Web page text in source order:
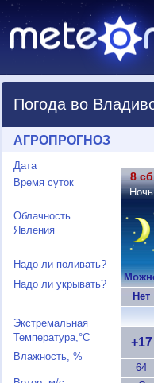
Погода во
АГРОПРОГНОЗ
Дата
Время суток
Облачность
Явления
Надо ли поливать?
Надо ли укрывать?
Экстремальная
Температура,°C
Влажность, %
8 сб
Ночь
Нет
+17
64